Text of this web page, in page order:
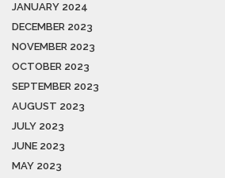
JANUARY 2024
DECEMBER 2023
NOVEMBER 2023
OCTOBER 2023
SEPTEMBER 2023
AUGUST 2023
JULY 2023
JUNE 2023
MAY 2023